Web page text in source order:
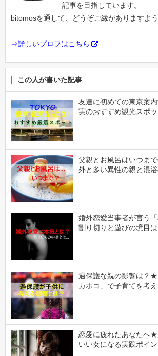
記事を目指しています。
bitomosを通して、どうぞご縁がありますよう
⇒詳しいプロフはこちら
この人が書いた記事
友達に初めての東京案
実のおすすめ観光スポッ
父親とお風呂はいつま
外と多い異性の親と混
婚外恋愛当事者が言う
割り切りと遊びの境目は
過保護な親の影響は？
カホコ」で子育てを考え
恋愛に疲れたあなたへ
いい女になる実践ポイン